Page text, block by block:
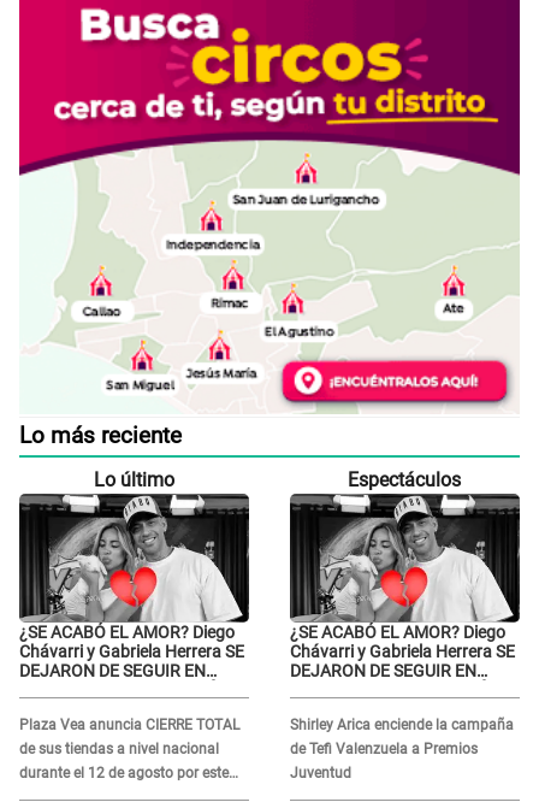
Lo más reciente
Lo último
¿SE ACABÓ EL AMOR? Diego
Chávarri y Gabriela Herrera SE
DEJARON DE SEGUIR EN
Plaza Vea anuncia CIERRE TOTAL
de sus tiendas a nivel nacional
durante el 12 de agosto por este
MOTIVO
Espectáculos
¿SE ACABÓ EL AMOR? Diego
Chávarri y Gabriela Herrera SE
DEJARON DE SEGUIR EN
Shirley Arica enciende la campaña
de Tefi Valenzuela a Premios
Juventud